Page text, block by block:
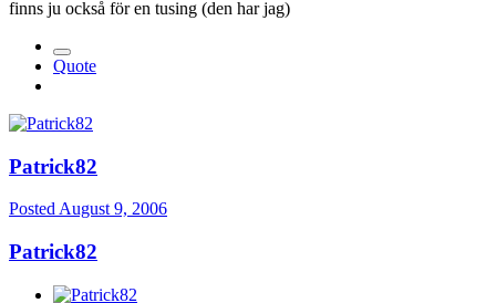
finns ju också för en tusing (den har jag)
Quote
Patrick82
PostedAugust 9, 2006
Patrick82